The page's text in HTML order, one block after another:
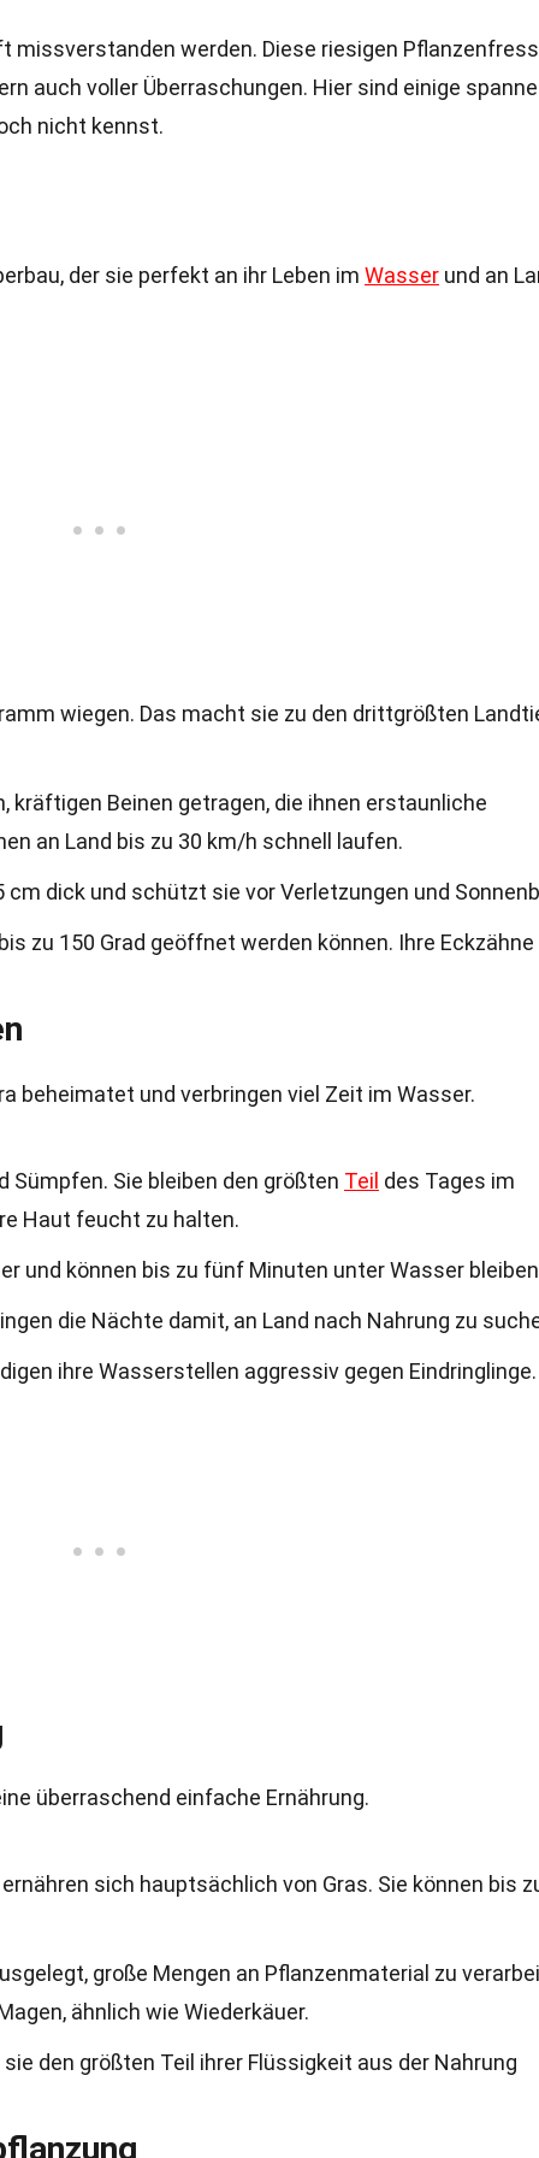
missverstanden werden. Diese riesigen
auch voller Überraschungen. Hier sind einige
nicht kennst.
der sie perfekt an ihr Leben im Wasser und an
wiegen. Das macht sie zu den drittgrößten
kräftigen Beinen getragen, die ihnen erstaunliche
an Land bis zu 30 km/h schnell laufen.
dick und schützt sie vor Verletzungen und
zu 150 Grad geöffnet werden können. Ihre Eckzähne
beheimatet und verbringen viel Zeit im Wasser.
Sümpfen. Sie bleiben den größten Teil des Tages im
Haut feucht zu halten.
und können bis zu fünf Minuten unter Wasser
die Nächte damit, an Land nach Nahrung zu
ihre Wasserstellen aggressiv gegen Eindringlinge.
überraschend einfache Ernährung.
sich hauptsächlich von Gras. Sie können bis
große Mengen an Pflanzenmaterial zu
ähnlich wie Wiederkäuer.
den größten Teil ihrer Flüssigkeit aus der Nahrung